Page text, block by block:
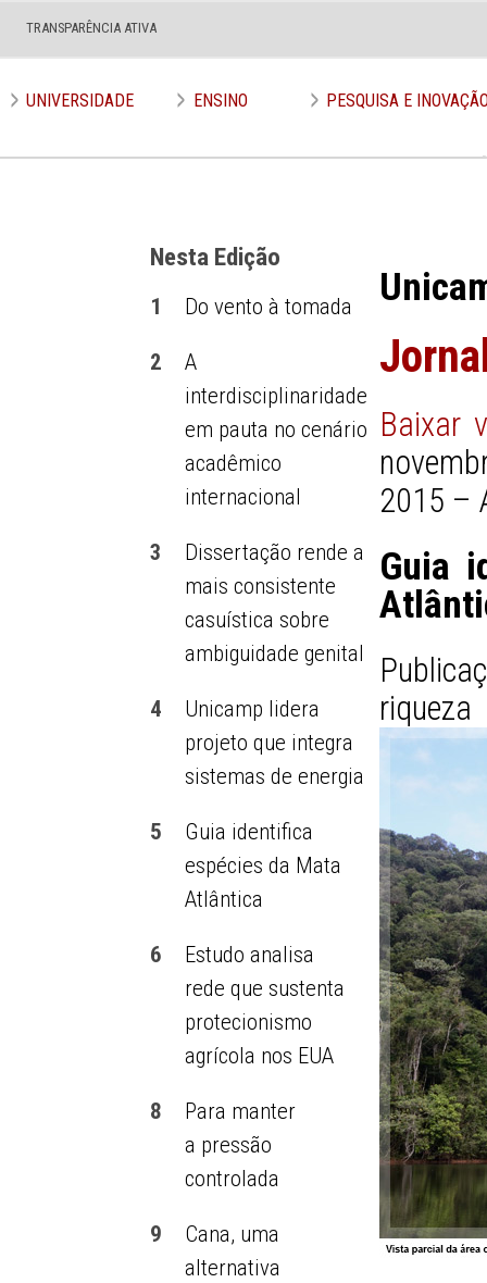
TRANSPARÊNCIA ATIVA
UNIVERSIDADE ENSINO PESQUISA E
Edição nº 643
Nesta Edição
1 Do vento à tomada
2
A
interdisciplinaridade
em pauta no cenário
acadêmico
internacional
3
Dissertação rende a
mais consistente
casuística sobre
ambiguidade genital
4
Unicamp lidera
projeto que integra
sistemas de energia
5
Guia identifica
espécies da Mata
Atlântica
6
Estudo analisa
rede que sustenta
protecionismo
agrícola nos EUA
8
Para manter
a pressão
controlada
9
Cana, uma
alternativa
Baixar
2015 –
Guia